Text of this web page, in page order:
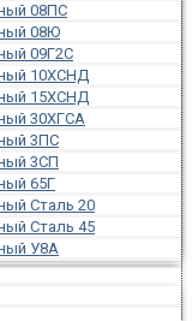
08ПС
08Ю
09Г2С
10ХСНД
15ХСНД
30ХГСА
3ПС
3СП
65Г
Сталь 20
Сталь 45
У8А